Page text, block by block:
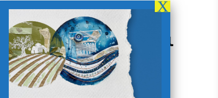
Δράσεις - Χρήσιμοι
Σύνδεσμοι